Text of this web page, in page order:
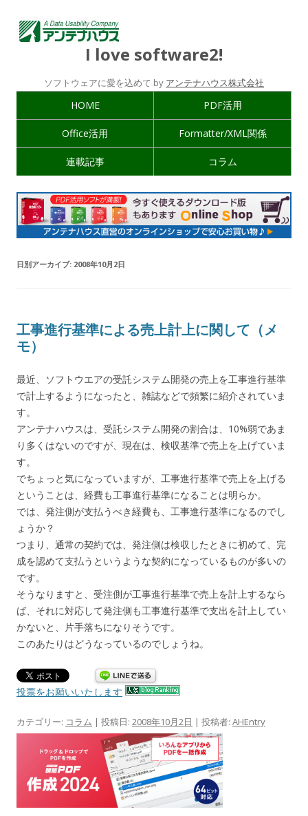
I love software2!
ソフトウェアに愛を込めて by アンテナハウス株式会社
HOME PDF活用
Office活用 Formatter/XML関係
連載記事 コラム
日別アーカイブ: 2008年10月2日
工事進行基準による売上計上に関して（メ
モ）
最近、ソフトウエアの受託システム開発の売上を工事進行基準
で計上するようになったと、雑誌などで頻繁に紹介されていま
す。
アンテナハウスは、受託システム開発の割合は、10%弱であま
り多くはないのですが、現在は、検収基準で売上を上げていま
す。
でちょっと気になっていますが、工事進行基準で売上を上げる
ということは、経費も工事進行基準になることは明らか。
では、発注側が支払うべき経費も、工事進行基準になるのでし
ょうか？
つまり、通常の契約では、発注側は検収したときに初めて、完
成を認めて支払うというような契約になっているものが多いの
です。
そうなりますと、受注側が工事進行基準で売上を計上するなら
ば、それに対応して発注側も工事進行基準で支出を計上してい
かないと、片手落ちになりそうです。
このあたりはどうなっているのでしょうね。
投票をお願いいたします
カテゴリー: コラム | 投稿日: 2008年10月2日 | 投稿者: AHEntry